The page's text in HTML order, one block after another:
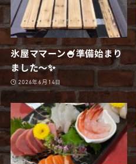
氷屋ママーン🍧準備始まり
ました〜✨
2026年6月14日